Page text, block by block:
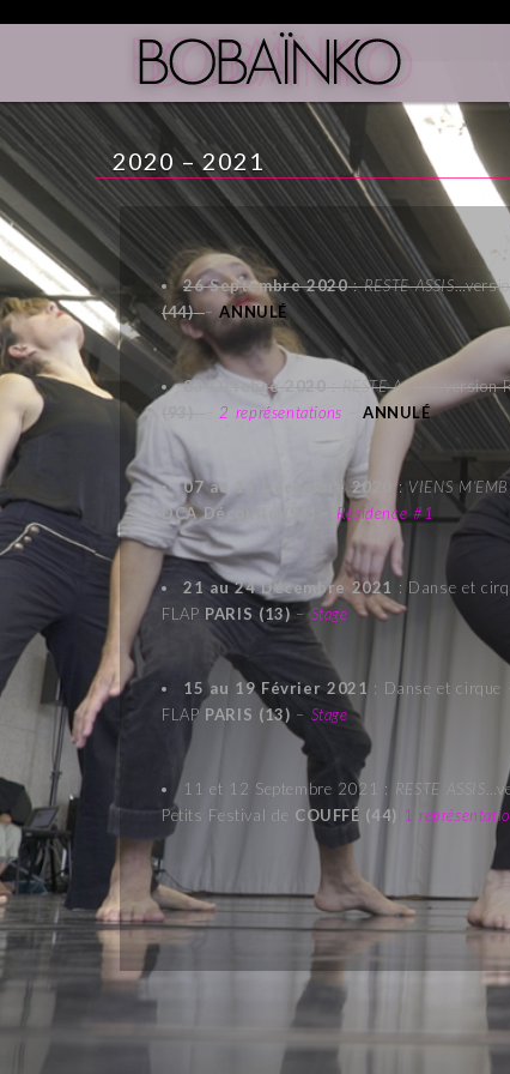
2020 – 2021
26 Septembre 2020:RESTE ASSIS
(44)
–ANNULÉ
03 Octobre 2020 RESTE ASSIS …version
2 représentations –ANNULÉ
07 au 11 Décembre 2020: VIENS
DCA Découflé (93)
Résidence #1
21 au 24 Décembre 2021 : Danse et
FLAP PARIS (13)–Stage
15 au 19 Février 2021: Danse et cirque
FLAP PARIS (13) – Stage
11 et 12 Septembre 2021 : RESTE ASSIS
Petits Festival de COUFFÉ (44) 1